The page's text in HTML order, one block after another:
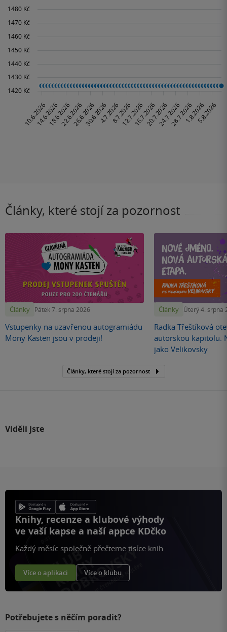
Články, které stojí za pozornost
Články Pátek 7. srpna 2026
Vstupenky na uzavřenou autogramiádu
Mony Kasten jsou v prodeji!
Články Úterý 4. srpna
Radka Třeštíková
autorskou kapitolu.
jako Velikovsky
Články, které stojí za pozornost
Viděli jste
Knihy, recenze a klubové výhody
ve vaší kapse a naší appce KDčko
Každý měsíc společně přečteme tisíce knih
Více o aplikaci Více o klubu
Potřebujete s něčím poradit?